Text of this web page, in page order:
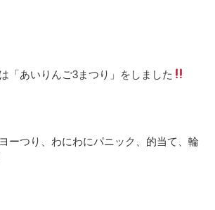
「あいりんご3まつり」をしました
ーつり、わにわにパニック、的当て、輪